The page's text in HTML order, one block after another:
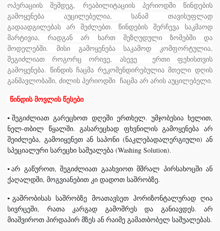
ოპერაციის შემდეგ, რეაბილიტაციის პერიოდში წინდების
გამოყენება აუცილებელია, სანამ თავისუფლად
გადაადგილებას არ შეძლებთ. წინდების შერჩევა საკმაოდ
მარტივია, რადგან არ ხართ შეზღუდული ზომებში და
მოდელებში. მისი გამოყენება საკამოდ კომფორტულია,
შეგიძლიათ როგორც ორივე, ასევე ერთი ფეხისთვის
გამოყენება. წინდის ჩაცმა რეკომენდირებულია მთელი დღის
განმავლობაში, ძილის პერიოდში ჩაცმა არ არის აუცილებელი.
წინდის მოვლის წესები
▪შეგიძლიათ გარეცხოთ დღეში ერთხელ. უმჯობესია ხელით,
ნელ-თბილ წყალში.გასარეცხად ფხვნილის გამოყენება არ
შეიძლება, გამოიყენეთ ან საპონი (ნაკლებადალერგიული) ან
სპეციალური სარეცხი საშუალება (Washing Solution).
▪არ გაწუროთ,შეგიძლიათ გაახვიოთ მშრალ პირსახოცში ან
ქაღალდში, მოგვიანებით კი დადოთ საშრობზე.
▪გაშრობისას საშრობზე მოათავსეთ ჰორიზონტალურად ღია
სივრცეში, რათა კარგად გამოშრეს და განიავდეს. არ
მიაშვიროთ პირდაპირ მზეს ან რაიმე გამათბობელ საშუალებას.